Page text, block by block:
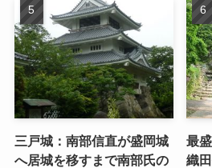
三戸城：南部信直が盛岡城
へ居城を移すまで南部氏の
最
織